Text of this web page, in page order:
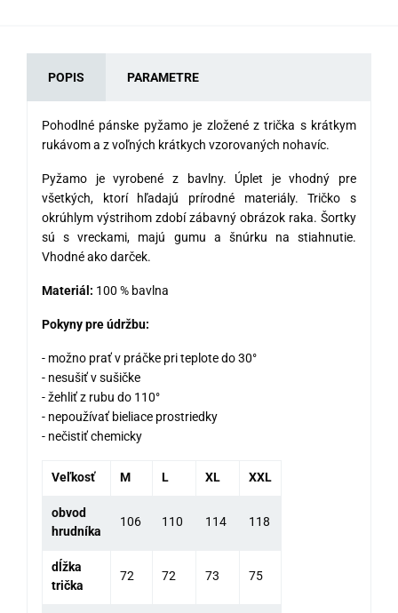
POPIS PARAMETRE
Pohodlné pánske pyžamo je zložené z trička s krátkym
rukávom a z voľných krátkych vzorovaných nohavíc.
Pyžamo je vyrobené z bavlny. Úplet je vhodný pre
všetkých, ktorí hľadajú prírodné materiály. Tričko s
okrúhlym výstrihom zdobí zábavný obrázok raka. Šortky
sú s vreckami, majú gumu a šnúrku na stiahnutie.
Vhodné ako darček.
Materiál: 100 % bavlna
Pokyny pre údržbu:
- možno prať v práčke pri teplote do 30°
- nesušiť v sušičke
- žehliť z rubu do 110°
- nepoužívať bieliace prostriedky
- nečistiť chemicky
Veľkosť M L XL XXL
obvod
hrudníka
106 110 114 118
dĺžka
trička
72 72 73 75